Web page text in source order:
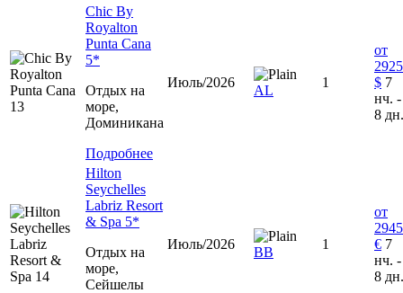
Chic By
Royalton
Punta Cana
5*
Отдых на
море,
Доминиканa
Подробнее
Июль/2026
AL
1
от
2925
$ 7
нч. -
8 дн.
Hilton
Seychelles
Labriz Resort
& Spa 5*
Отдых на
море,
Сейшелы
Июль/2026
ВВ
1
от
2945
€ 7
нч. -
8 дн.